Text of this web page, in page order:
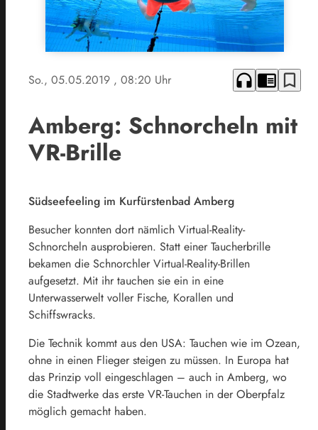
So., 05.05.2019 , 08:20 Uhr headphones chrome_reader_mode bookmark_border
Amberg: Schnorcheln mit
VR-Brille
Südseefeeling im Kurfürstenbad Amberg
Besucher konnten dort nämlich Virtual-Reality-
Schnorcheln ausprobieren. Statt einer Taucherbrille
bekamen die Schnorchler Virtual-Reality-Brillen
aufgesetzt. Mit ihr tauchen sie ein in eine
Unterwasserwelt voller Fische, Korallen und
Schiffswracks.
Die Technik kommt aus den USA: Tauchen wie im Ozean,
ohne in einen Flieger steigen zu müssen. In Europa hat
das Prinzip voll eingeschlagen – auch in Amberg, wo
die Stadtwerke das erste VR-Tauchen in der Oberpfalz
möglich gemacht haben.